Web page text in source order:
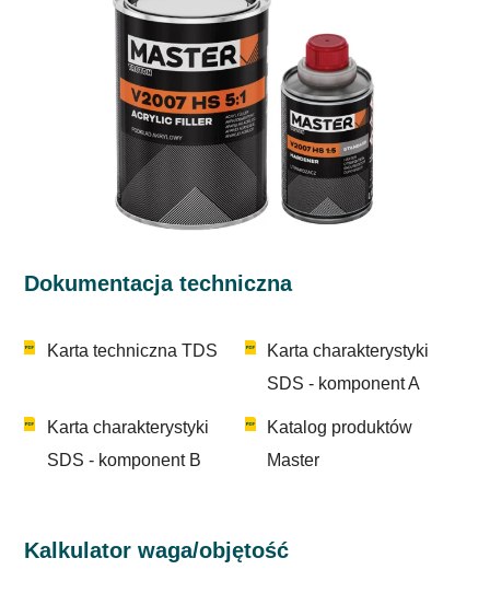
Dokumentacja techniczna
Karta techniczna TDS
Karta charakterystyki
SDS - komponent A
Karta charakterystyki
SDS - komponent B
Katalog produktów
Master
Kalkulator waga/objętość